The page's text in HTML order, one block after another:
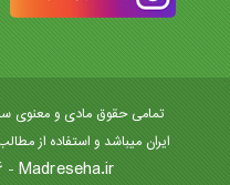
تمامی حقوق مادی و معنوی
ایران میباشد و استفاده از
Madreseha.ir
- Copyright © 2007 - 2026